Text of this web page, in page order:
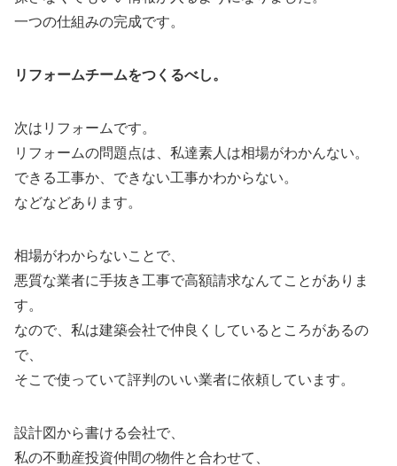
一つの仕組みの完成です。
リフォームチームをつくるべし。
次はリフォームです。
リフォームの問題点は、私達素人は相場がわかんない。
できる工事か、できない工事かわからない。
などなどあります。
相場がわからないことで、
悪質な業者に手抜き工事で高額請求なんてことがありま
す。
なので、私は建築会社で仲良くしているところがあるの
で、
そこで使っていて評判のいい業者に依頼しています。
設計図から書ける会社で、
私の不動産投資仲間の物件と合わせて、